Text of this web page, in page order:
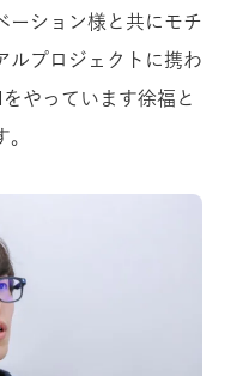
ション様と共にモチ
ルプロジェクトに携わ
やっています徐福と